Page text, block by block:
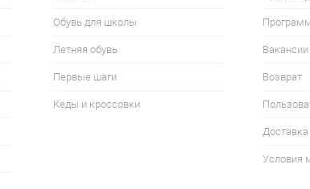
Обувь для школы
Летняя обувь
Первые шаги
Кеды и кроссовки
Вакансии
Возврат
Доставка
Условия